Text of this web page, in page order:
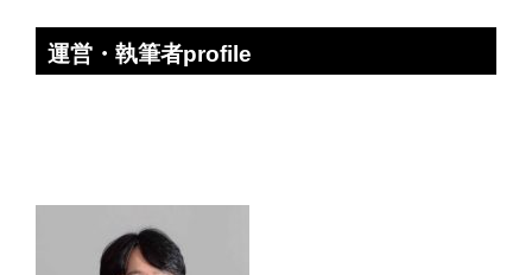
運営・執筆者profile